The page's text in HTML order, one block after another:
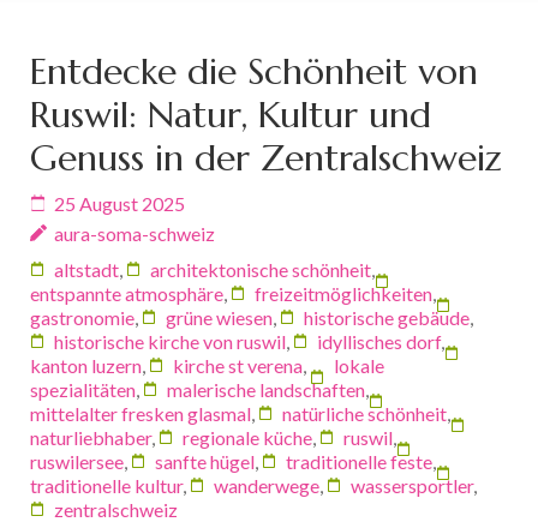
Entdecke die Schönheit von
Ruswil: Natur, Kultur und
Genuss in der Zentralschweiz
25 August 2025
aura-soma-schweiz
altstadt
architektonische schönheit
entspannte atmosphäre
freizeitmöglichkeiten
gastronomie
grüne wiesen historische gebäude
historische kirche von ruswil
idyllisches dorf,
kanton luzern
kirche st verena
lokale
spezialitäten
malerische landschaften
mittelalter fresken glasmal
natürliche schönheit
naturliebhaber, regionale küche ruswil
ruswilersee
sanfte hügel traditionelle feste
traditionelle kultur, wanderwege wassersportler,
zentralschweiz